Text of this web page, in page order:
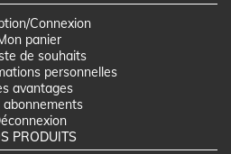
Connexion
panier
de souhaits
personnelles
avantages
abonnements
PRODUITS